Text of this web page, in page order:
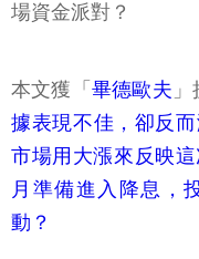
場資金派對？
本文獲「 畢德歐夫
據表現不佳，卻反
市場用大漲來反映
月準備進入降息，
動？